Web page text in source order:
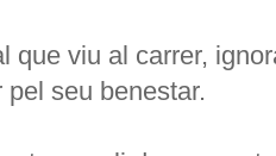
que viu al carrer,
seu benestar.